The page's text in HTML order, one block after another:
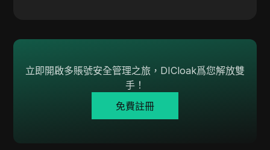
Telegram
立即開啟多賬號安全管理之旅，DICloak爲您解放雙
手！
免費註冊